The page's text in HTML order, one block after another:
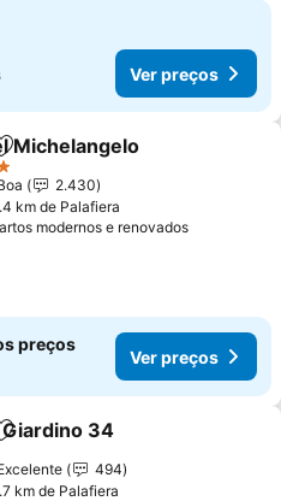
Ver preços
Adicionar aos favoritos
Michelangelo
2.430
km de Palafiera
modernos e renovadosVer
preços
Ver preços
Adicionar aos favoritos
Giardino 34
494
km de Palafiera